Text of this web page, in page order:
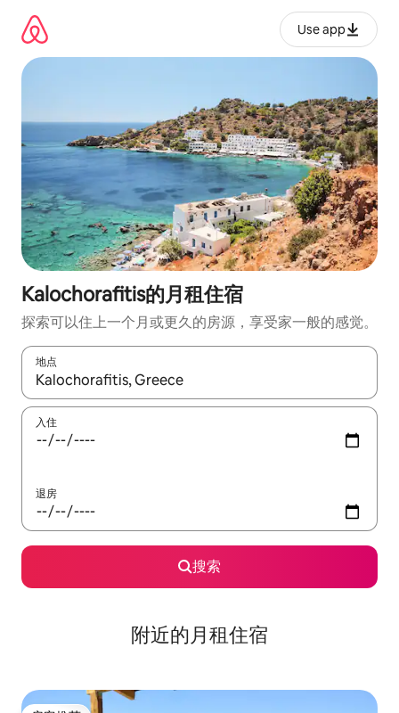
Use app
Kalochorafitis的月租住宿
探索可以住上一个月或更久的房源，享受家一般的感觉。
地点
如有搜索结果，请使用上下方向键查看，或通过点击或滑动手势
入住
退房
搜索
附近的月租住宿